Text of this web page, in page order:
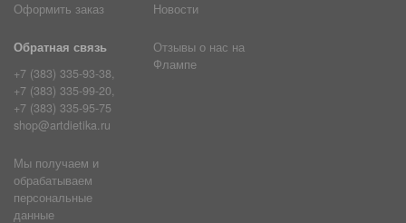
Оформить заказ
Новости
Обратная связь
+7 (383) 335-93-38,
+7 (383) 335-99-20,
+7 (383) 335-95-75
shop@artdietika.ru
Отзывы о нас на
Флампе
Мы получаем и
обрабатываем
персональные
данные